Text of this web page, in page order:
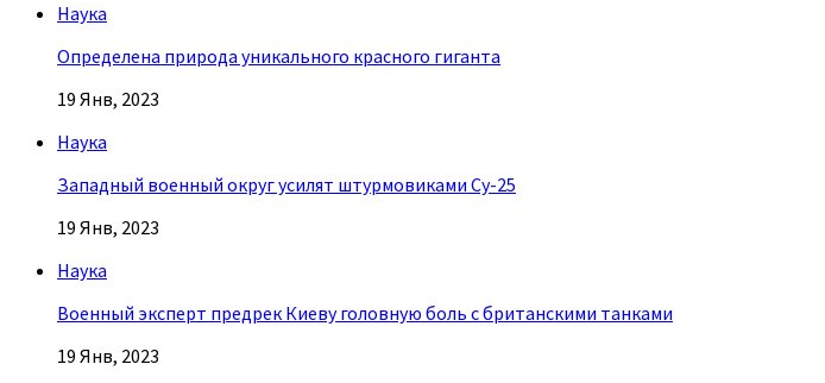
Наука
Определена природа уникального красного гиганта
19 Янв, 2023
Наука
Западный военный округ усилят штурмовиками Су-25
19 Янв, 2023
Наука
Военный эксперт предрек Киеву головную боль с британскими танками
19 Янв, 2023